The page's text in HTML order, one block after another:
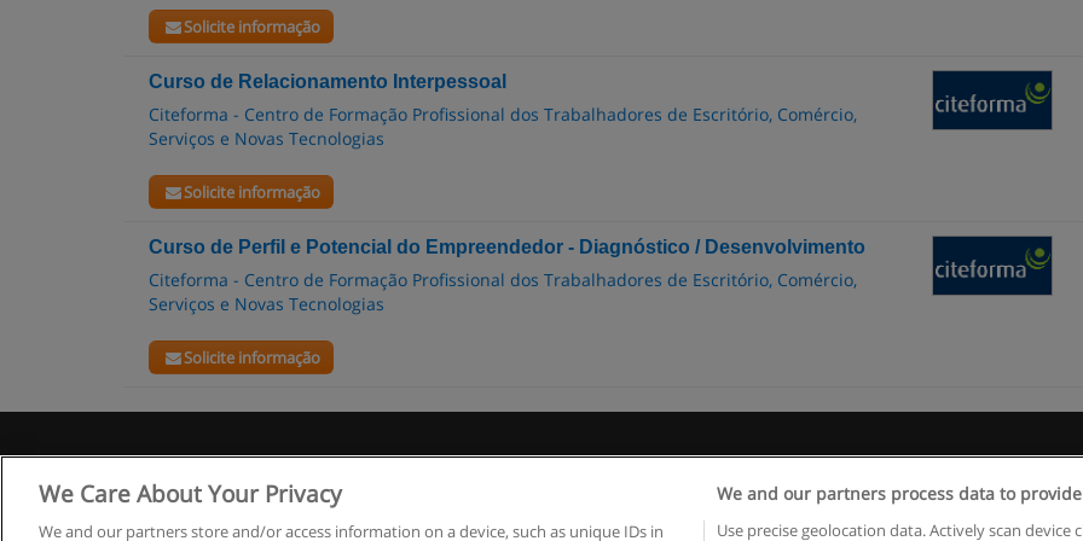
Solicite informação
Curso de Relacionamento Interpessoal
Citeforma - Centro de Formação Profissional dos Trabalhadores de Escritório, Comércio,
Serviços e Novas Tecnologias
Solicite informação
Curso de Perfil e Potencial do Empreendedor - Diagnóstico / Desenvolvimento
Citeforma - Centro de Formação Profissional dos Trabalhadores de Escritório, Comércio,
Serviços e Novas Tecnologias
Solicite informação
Copyright © Educaedu Business S.L. - CIF : B-95610580: - www.educaedu.com.pt
We Care About Your Privacy
We and our partners store and/or access information on a device, such as unique IDs in
We and our partners process data to
Use precise geolocation data. Actively scan device